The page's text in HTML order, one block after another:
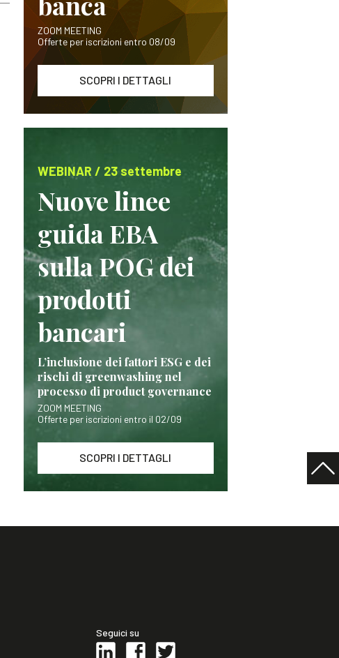
ZOOM MEETING
Offerte per iscrizioni entro 08/09
SCOPRI I DETTAGLI
WEBINAR / 23 settembre
Nuove linee
guida EBA
sulla POG dei
prodotti
bancari
L’inclusione dei fattori ESG e dei
rischi di greenwashing nel
processo di product governance
ZOOM MEETING
Offerte per iscrizioni entro il 02/09
SCOPRI I DETTAGLI
Seguici su